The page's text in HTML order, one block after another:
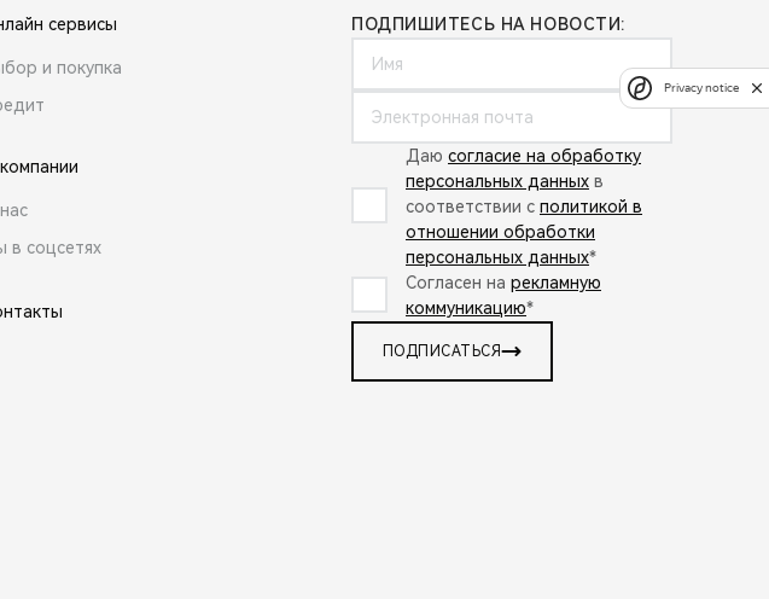
сервисы
и покупка
в соцсетях
ПОДПИШИТЕСЬ НА НОВОСТИ:
Даю согласие на обработку
персональных данных в
соответствии с политикой в
отношении обработки
персональных данных*
Согласен на рекламную
коммуникацию*
ПОДПИСАТЬСЯ
Privacy notice